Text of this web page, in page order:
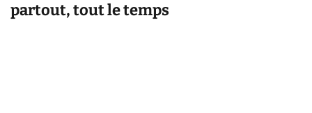
partout, tout le temps